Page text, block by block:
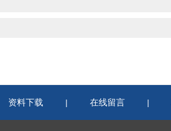
资料下载 | 在线留言 |